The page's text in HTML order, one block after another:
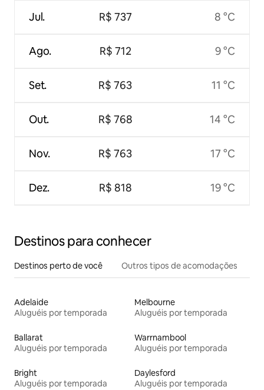
Jul.
Ago.
Set.
Out.
Nov.
Dez.
R$ 737
R$ 712
R$ 763
R$ 768
R$ 763
R$ 818
8 °C
9 °C
11 °C
14 °C
17 °C
19 °C
Destinos para conhecer
Destinos perto de você Outros tipos de acomodações
Adelaide
Aluguéis por temporada
Melbourne
Aluguéis por temporada
Ballarat
Aluguéis por temporada
Warrnambool
Aluguéis por temporada
Bright
Aluguéis por temporada
Daylesford
Aluguéis por temporada